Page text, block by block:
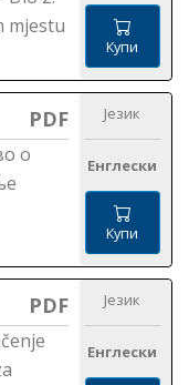
mjestu
Купи
PDF
о
Језик
Енглески
Купи
PDF Језик
Енглески